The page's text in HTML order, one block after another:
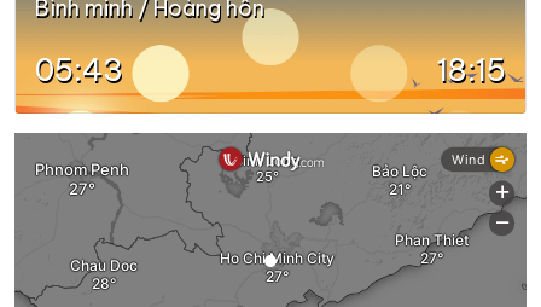
Bình minh / Hoàng hôn
05:43 18:15